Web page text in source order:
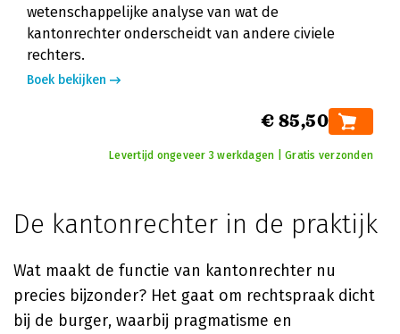
wetenschappelijke analyse van wat de
kantonrechter onderscheidt van andere civiele
rechters.
Boek bekijken
€ 85,50
Levertijd ongeveer 3 werkdagen | Gratis verzonden
De kantonrechter in de praktijk
Wat maakt de functie van kantonrechter nu
precies bijzonder? Het gaat om rechtspraak dicht
bij de burger, waarbij pragmatisme en